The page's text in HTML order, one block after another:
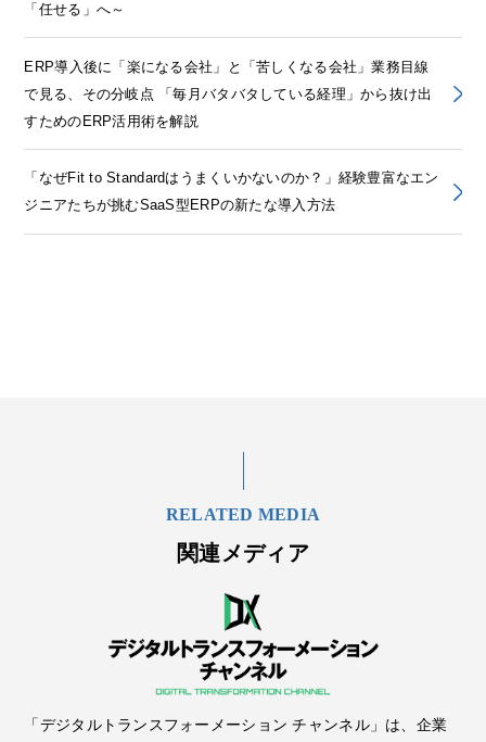
「任せる」へ～
ERP導入後に「楽になる会社」と「苦しくなる会社」業務目線
で見る、その分岐点 「毎月バタバタしている経理」から抜け出
すためのERP活用術を解説
「なぜFit to Standardはうまくいかないのか？」経験豊富なエン
ジニアたちが挑むSaaS型ERPの新たな導入方法
RELATED MEDIA
関連メディア
「デジタルトランスフォーメーション チャンネル」は、企業